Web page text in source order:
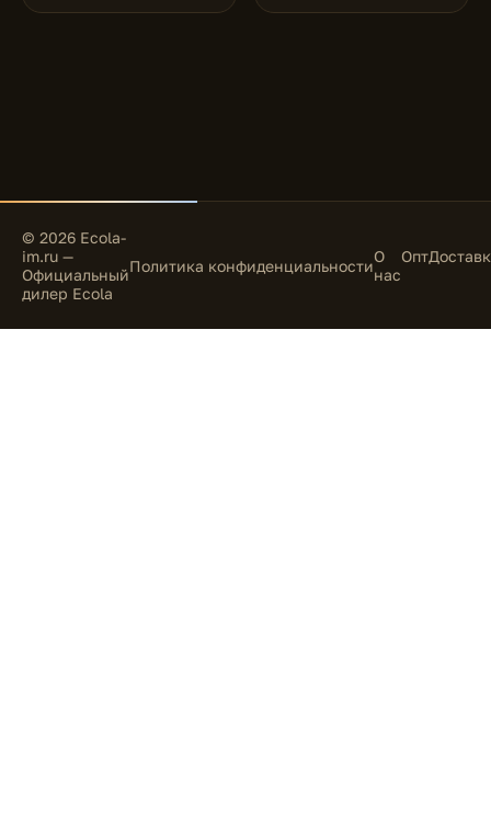
© 2026 Ecola-
im.ru —
Официальный
дилер Ecola
Политика конфиденциальностиО
нас
Опт